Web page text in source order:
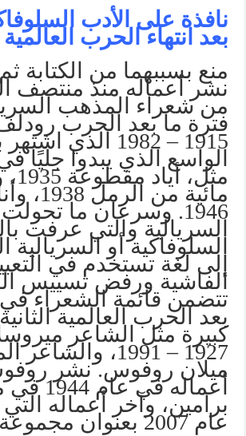
نافذة على الأدب
بعد انتهاء الحرب
منع بسببهما من الكتابة
نشر أعماله منذ منتصف
من شعراء المذهب
فترة ما بعد الحرب
1915 – 1982 الذي
الواسع الذي يبدوا جليًا
مائية من
1946. وسرعان ما
السريالية والتي عرفت
السلوفاكية أو السريالية
إلى لغة تستخدم في
الفاشية ورفض تسييس
تتضمن قائمة الشعراء
بعد الحرب العالمية
كبيرة مثل الشاعر
1927 – 1991،
ميلان روفوس. نشر
أعماله في
برامين، وآخر أعماله
عام 2007 بعنوان مجموعة الوفاء.